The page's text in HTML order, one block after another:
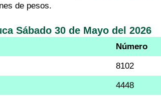
de pesos.
Sábado 30 de Mayo del 2026
Número
8102
4448